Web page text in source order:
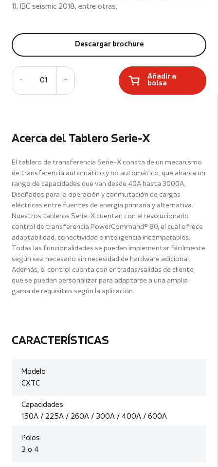
Acerca del Tablero Serie-X
El tablero de transferencia Serie-X consta de un mecanismo
de transferencia automático y no automático, que abarca un
rango de capacidades que van desde 40A hasta 3000A.
Diseñados para la operación y conmutación de cargas
eléctricas entre fuentes de energía primaria y alternativa.
Nuestros tableros Serie-X cuentan con el revolucionario
control de transferencia PowerCommand® 80, el cual ofrece
adaptabilidad, conectividad e inteligencia incomparables.
Todas las funcionalidades se pueden implementar fácilmente
según sea necesario sin necesidad de hardware adicional.
Además, el control cuenta con entradas/salidas de cliente
que se pueden personalizar para adaptarse a una amplia
gama de requisitos según la aplicación.
CARACTERÍSTICAS
Modelo
CXTC
Capacidades
150A / 225A / 260A / 300A / 400A / 600A
Polos
3 o 4
1), IBC seismic 2018, entre otras.
Descargar brochure
- 01 +
Añadir a
bolsa